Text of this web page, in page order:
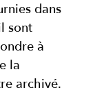
dans
sont
à
la
archivé.